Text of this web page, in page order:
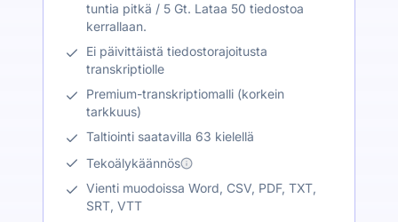
tuntia pitkä / 5 Gt. Lataa 50 tiedostoa
kerrallaan.
Ei päivittäistä tiedostorajoitusta
transkriptiolle
Premium-transkriptiomalli (korkein
tarkkuus)
Taltiointi saatavilla 63 kielellä
Tekoälykäännös
Vienti muodoissa Word, CSV, PDF, TXT,
SRT, VTT